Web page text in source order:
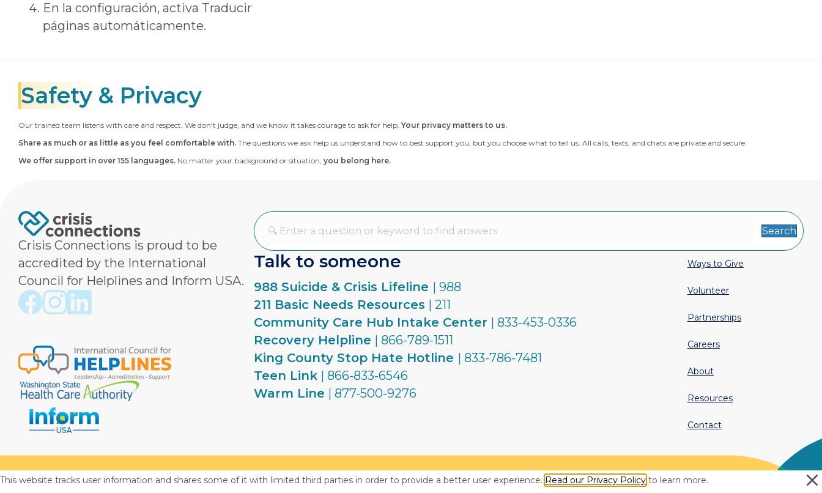
En la configuración, activa Traducir
páginas automáticamente.
Safety & Privacy
Our trained team listens with care and respect. We don't judge, and we know it takes courage to ask for help. Your privacy matters to us.
Share as much or as little as you feel comfortable with. The questions we ask help us understand how to best support you, but you choose what to tell us. All calls, texts, and chats are private and secure.
We offer support in over 155 languages. No matter your background or situation, you belong here.
Crisis Connections is proud to be
accredited by the International
Council for Helplines and Inform USA.
Crisis Connections Facebook page
Crisis Connections Instagram page
Crisis Connections LinkedIn page
Search
Talk to someone
988 Suicide & Crisis Lifeline | 988
211 Basic Needs Resources | 211
Community Care Hub Intake Center | 833-453-0336
Recovery Helpline | 866-789-1511
King County Stop Hate Hotline | 833-786-7481
Teen Link | 866-833-6546
Warm Line | 877-500-9276
Ways to Give
Volunteer
Partnerships
Careers
About
Resources
Contact
Privacy Policy Terms & Conditions © 2026 Crisis Connections. All rights reserved.
This website tracks user information and shares some of it with limited third parties in order to provide a better user experience. Read our Privacy Policy to learn more.